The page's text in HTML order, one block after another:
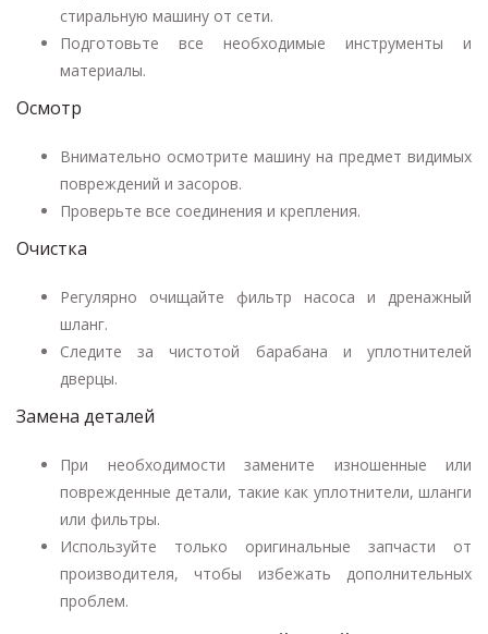
стиральную машину от сети.
Подготовьте все необходимые инструменты и
материалы.
Осмотр
Внимательно осмотрите машину на предмет видимых
повреждений и засоров.
Проверьте все соединения и крепления.
Очистка
Регулярно очищайте фильтр насоса и дренажный
шланг.
Следите за чистотой барабана и уплотнителей
дверцы.
Замена деталей
При необходимости замените изношенные или
поврежденные детали, такие как уплотнители, шланги
или фильтры.
Используйте только оригинальные запчасти от
производителя, чтобы избежать дополнительных
проблем.